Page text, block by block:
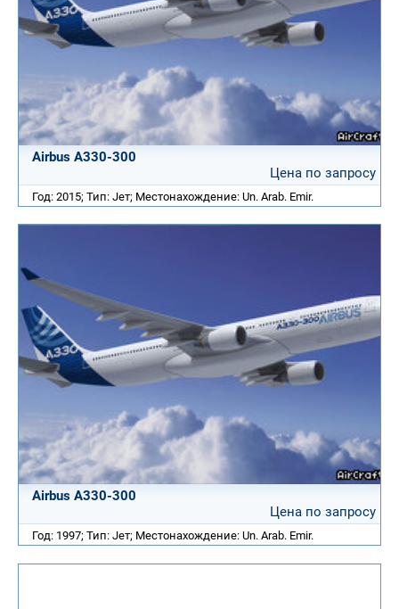
Airbus A330-300
Цена по запросу
Год: 2015; Тип: Jет; Местонахождение: Un. Arab. Emir.
Airbus A330-300
Цена по запросу
Год: 1997; Тип: Jет; Местонахождение: Un. Arab. Emir.